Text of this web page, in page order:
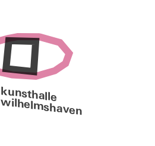
kunsthalle
wilhelmshaven